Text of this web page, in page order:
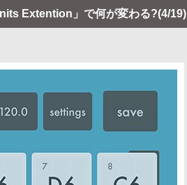
Extention」で何が変わる?(4/19)